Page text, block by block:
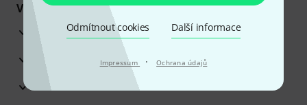
Odmítnout cookies Další informace
Impressum · Ochrana údajů
Vaše výhody
3letá záruka firmy Thomann
30denní záruka vrácení peněz